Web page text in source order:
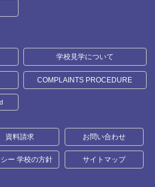
学校見学について
COMPLAINTS PROCEDURE
資料請求 お問い合わせ
ー 学校の方針 サイトマップ